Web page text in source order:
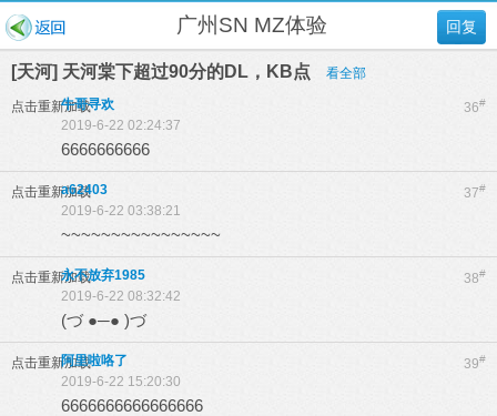
回复
广州SN MZ体验
[天河] 天河棠下超过90分的DL，KB点 看全部
点击重新加载 36#
牛哥寻欢
2019-6-22 02:24:37
6666666666
点击重新加载 37#
a62403
2019-6-22 03:38:21
~~~~~~~~~~~~~~~~
点击重新加载 38#
永不放弃1985
2019-6-22 08:32:42
(づ ●─● )づ
点击重新加载 39#
阿里啦咯了
2019-6-22 15:20:30
6666666666666666